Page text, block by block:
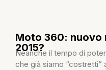
Moto 360: nuovo
2015?
Neanche il tempo di
che già siamo “costretti”